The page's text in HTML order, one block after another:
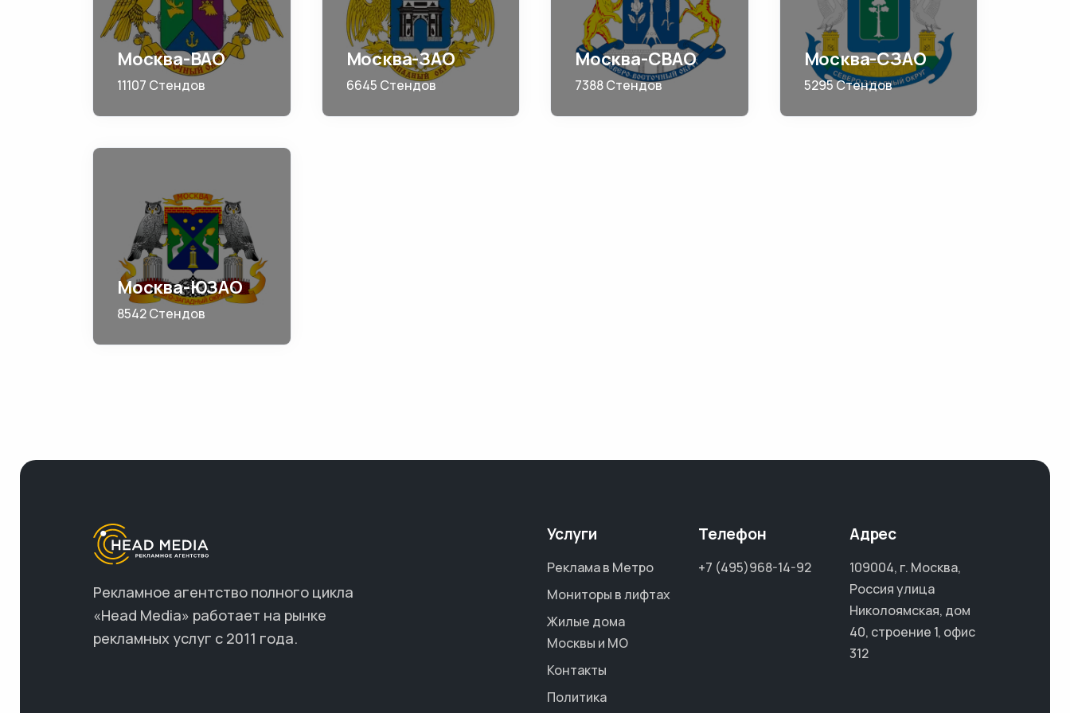
Москва-ВАО
11107 Стендов
Москва-ЗАО
6645 Стендов
Москва-СВАО
7388 Стендов
Москва-СЗАО
5295 Стендов
Москва-ЮЗАО
8542 Стендов
Рекламное агентство полного цикла
«Head Media» работает на рынке
рекламных услуг с 2011 года.
Услуги
Реклама в Метро
Мониторы в лифтах
Жилые дома
Москвы и МО
Контакты
Политика
Телефон
+7 (495)968-14-92
Адрес
109004, г. Москва,
Россия улица
Николоямская, дом
40, строение 1, офис
312